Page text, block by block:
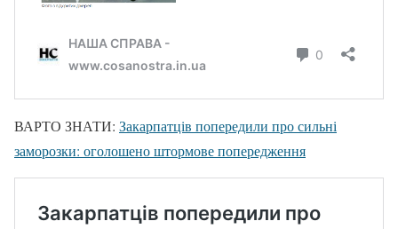
ВАРТО ЗНАТИ: Закарпатців попередили про сильні
заморозки: оголошено штормове попередження